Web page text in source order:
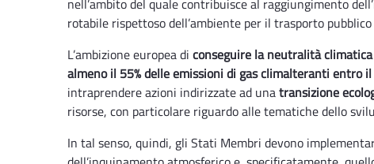
rotabile rispettoso dell’ambiente per il trasporto pubblico
L’ambizione europea di conseguire la neutralità
almeno il 55% delle emissioni di gas climalteranti entro
intraprendere azioni indirizzate ad unatransizione
risorse, con particolare riguardo alle tematiche dello
In tal senso, quindi, gli Stati Membri devono